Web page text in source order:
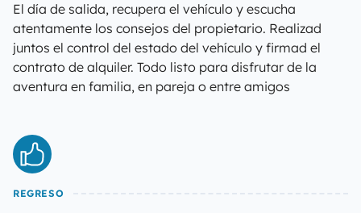
El día de salida, recupera el vehículo y escucha
atentamente los consejos del propietario. Realizad
juntos el control del estado del vehículo y firmad el
contrato de alquiler. Todo listo para disfrutar de la
aventura en familia, en pareja o entre amigos
REGRESO